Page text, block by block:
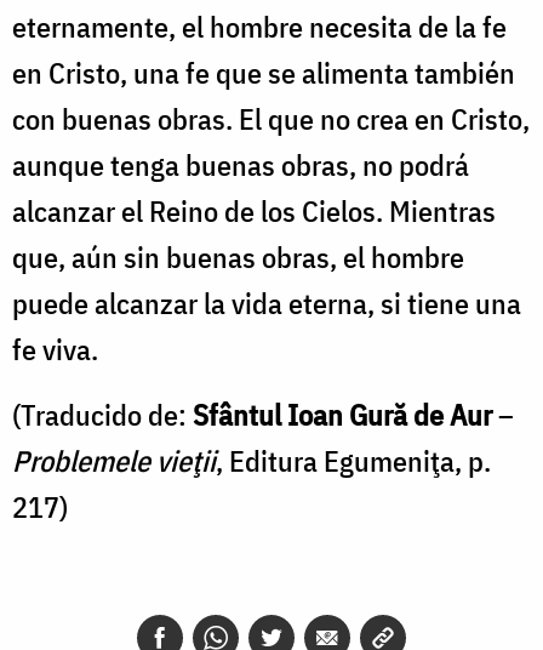
eternamente, el hombre necesita de la fe
en Cristo, una fe que se alimenta también
con buenas obras. El que no crea en Cristo,
aunque tenga buenas obras, no podrá
alcanzar el Reino de los Cielos. Mientras
que, aún sin buenas obras, el hombre
puede alcanzar la vida eterna, si tiene una
fe viva.
(Traducido de: Sfântul Ioan Gură de Aur–
Problemele vieţii, Editura Egumeniţa, p.
217)